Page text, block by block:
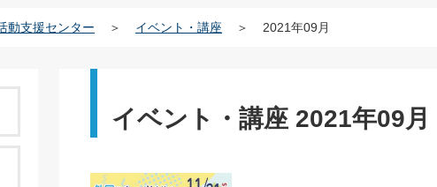
動支援センター ＞ イベント・講座 ＞ 2021年09月
イベント・講座 2021年09月